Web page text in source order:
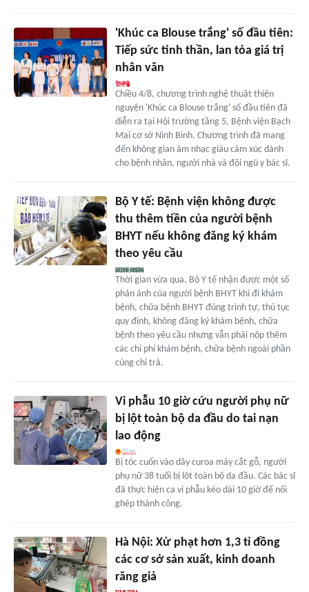
'Khúc ca Blouse trắng' số đầu tiên:
Tiếp sức tinh thần, lan tỏa giá trị
nhân văn
Chiều 4/8, chương trình nghệ thuật thiện
nguyện 'Khúc ca Blouse trắng' số đầu tiên đã
diễn ra tại Hội trường tầng 5, Bệnh viện Bạch
Mai cơ sở Ninh Bình. Chương trình đã mang
đến không gian âm nhạc giàu cảm xúc dành
cho bệnh nhân, người nhà và đội ngũ y bác sĩ.
Bộ Y tế: Bệnh viện không được
thu thêm tiền của người bệnh
BHYT nếu không đăng ký khám
theo yêu cầu
Thời gian vừa qua, Bộ Y tế nhận được một số
phản ánh của người bệnh BHYT khi đi khám
bệnh, chữa bệnh BHYT đúng trình tự, thủ tục
quy định, không đăng ký khám bệnh, chữa
bệnh theo yêu cầu nhưng vẫn phải nộp thêm
các chi phí khám bệnh, chữa bệnh ngoài phần
cùng chi trả.
Vi phẫu 10 giờ cứu người phụ nữ
bị lột toàn bộ da đầu do tai nạn
lao động
Bị tóc cuốn vào dây curoa máy cắt gỗ, người
phụ nữ 38 tuổi bị lột toàn bộ da đầu. Các bác sĩ
đã thực hiện ca vi phẫu kéo dài 10 giờ để nối
ghép thành công.
Hà Nội: Xử phạt hơn 1,3 tỉ đồng
các cơ sở sản xuất, kinh doanh
răng giả